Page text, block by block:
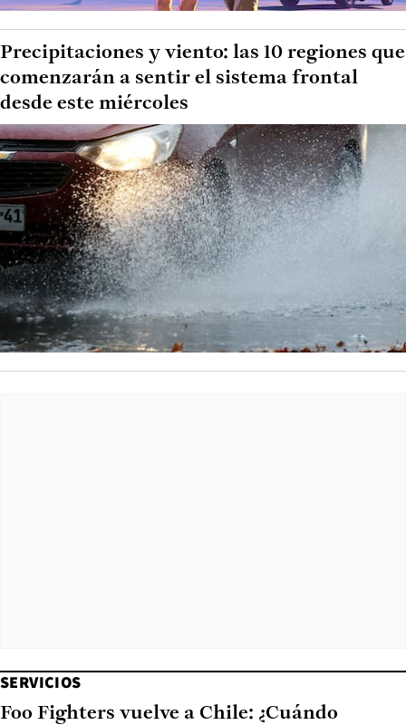
Precipitaciones y viento: las 10 regiones que
comenzarán a sentir el sistema frontal
desde este miércoles
SERVICIOS
Foo Fighters vuelve a Chile: ¿Cuándo